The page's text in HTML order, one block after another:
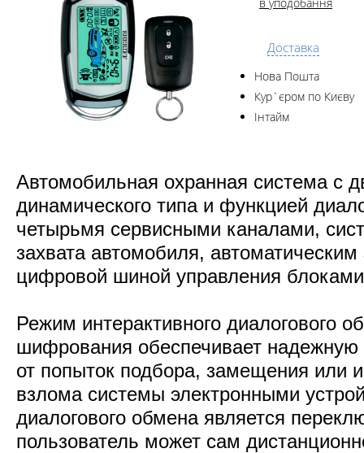
Доставка
Нова Пошта
Кур`єром по Києву
Інтайм
Автомобильная охранная система с
динамического типа и функцией
четырьмя сервисными каналами,
захвата автомобиля, автоматическим
цифровой шиной управления
Режим интерактивного диалогового
шифрования обеспечивает надежную
от попыток подбора, замещения или
взлома системы электронными
диалогового обмена является
пользователь может сам